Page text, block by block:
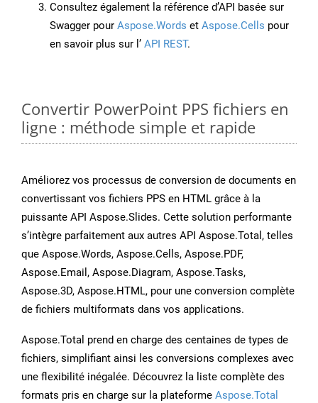
Consultez également la référence d’API basée sur
Swagger pour Aspose.Words et Aspose.Cells pour
en savoir plus sur l’ API REST.
Convertir PowerPoint PPS fichiers en
ligne : méthode simple et rapide
Améliorez vos processus de conversion de documents en
convertissant vos fichiers PPS en HTML grâce à la
puissante API Aspose.Slides. Cette solution performante
s’intègre parfaitement aux autres API Aspose.Total, telles
que Aspose.Words, Aspose.Cells, Aspose.PDF,
Aspose.Email, Aspose.Diagram, Aspose.Tasks,
Aspose.3D, Aspose.HTML, pour une conversion complète
de fichiers multiformats dans vos applications.
Aspose.Total prend en charge des centaines de types de
fichiers, simplifiant ainsi les conversions complexes avec
une flexibilité inégalée. Découvrez la liste complète des
formats pris en charge sur la plateforme Aspose.Total